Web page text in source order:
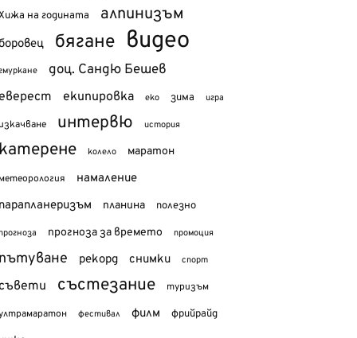
на годината алпинизъм
бягане видео
доц. Сандю Бешев
екипировка еко зима игра
интервю история
колело маратон
намаление
планина полезно
прогноза за времето промоция
рекорд снимки спорт
състезание туризъм
фестивал филм фрийрайд